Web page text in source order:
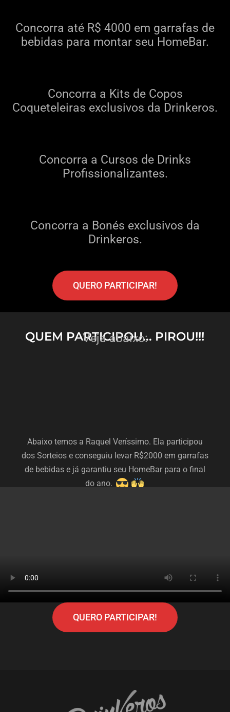
Concorra até R$ 4000 em garrafas de
bebidas para montar seu HomeBar.
Concorra a Kits de Copos
Coqueteleiras exclusivos da Drinkeros.
Concorra a Cursos de Drinks
Profissionalizantes.
Concorra a Bonés exclusivos da
Drinkeros.
QUERO PARTICIPAR!
QUEM PARTICIPOU... PIROU!!!
Veja abaixo:
Abaixo temos a Raquel Veríssimo. Ela participou
dos Sorteios e conseguiu levar R$2000 em garrafas
de bebidas e já garantiu seu HomeBar para o final
do ano.
QUERO PARTICIPAR!